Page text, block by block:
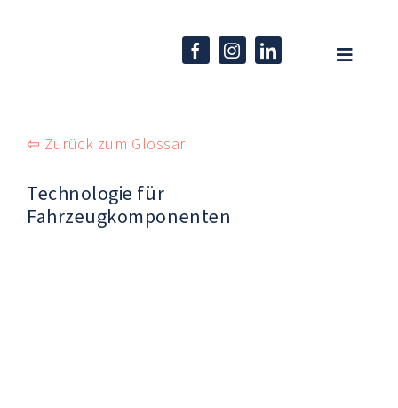
Toggle
Unternehmen
Kompetenzen
⇦ Zurück zum Glossar
Technologie für
Fahrzeugkomponenten